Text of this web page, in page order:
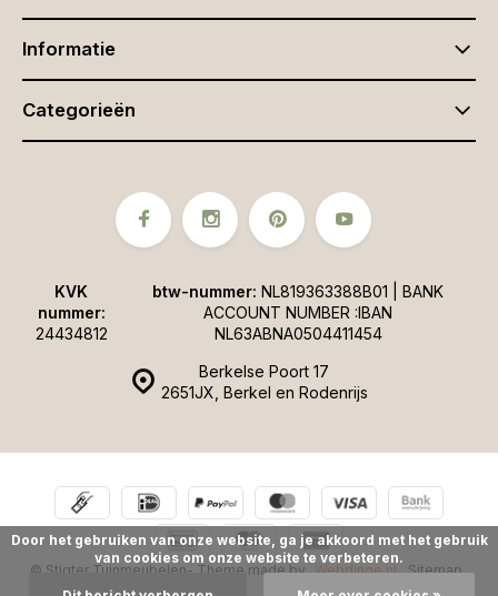
Informatie
Categorieën
Berkelse Poort 17
2651JX, Berkel en Rodenrijs
KVK
nummer:
24434812
btw-nummer: NL819363388B01 | BANK
ACCOUNT NUMBER :IBAN
NL63ABNA0504411454
© Stigter Tuinmeubelen- Theme made by Webdinge.nl Sitemap
Door het gebruiken van onze website, ga je akkoord met het gebruik
van cookies om onze website te verbeteren.